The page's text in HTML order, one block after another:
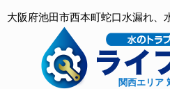
大阪府池田市西本町蛇口水漏れ、
関西エリア